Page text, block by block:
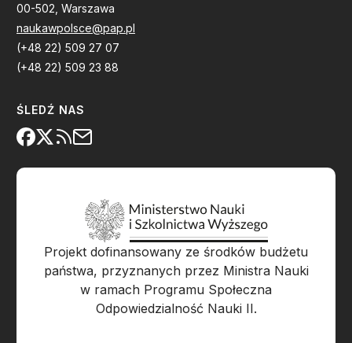
00-502, Warszawa
naukawpolsce@pap.pl
(+48 22) 509 27 07
(+48 22) 509 23 88
ŚLEDŹ NAS
Projekt dofinansowany ze środków budżetu
państwa, przyznanych przez Ministra Nauki
w ramach Programu Społeczna
Odpowiedzialność Nauki II.